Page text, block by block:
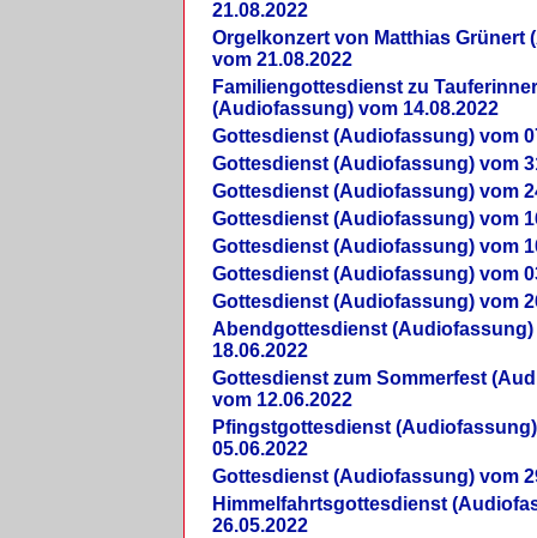
21.08.2022
Orgelkonzert von Matthias Grünert
vom 21.08.2022
Familiengottesdienst zu
(Audiofassung) vom 14.08.2022
Gottesdienst (Audiofassung) vom
Gottesdienst (Audiofassung) vom
Gottesdienst (Audiofassung) vom
Gottesdienst (Audiofassung) vom
Gottesdienst (Audiofassung) vom
Gottesdienst (Audiofassung) vom
Gottesdienst (Audiofassung) vom
Abendgottesdienst (Audiofassung)
18.06.2022
Gottesdienst zum Sommerfest
vom 12.06.2022
Pfingstgottesdienst
05.06.2022
Gottesdienst (Audiofassung) vom
Himmelfahrtsgottesdienst
26.05.2022